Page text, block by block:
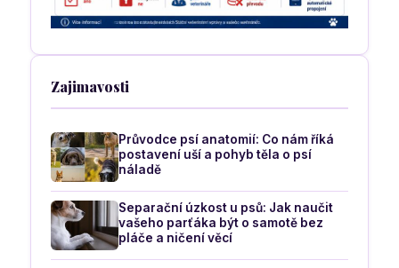
Zajimavosti
Průvodce psí anatomií: Co nám říká
postavení uší a pohyb těla o psí
náladě
Separační úzkost u psů: Jak naučit
vašeho parťáka být o samotě bez
pláče a ničení věcí